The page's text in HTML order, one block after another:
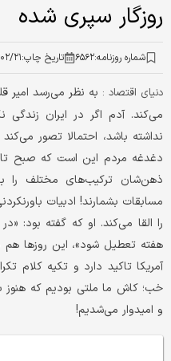
روزگار سپری شده
شماره روزنامه:۶۵۶۲ تاریخ چاپ:
دنیای اقتصاد : به نظر می‌رسد امیر
می‌کند. آدم اگر در ایران
نداشته باشد، احتمالا تصور
دغدغه مردم این است که صبح
ذهن‌شان ترکیب‌های مختلف را
مسابقات بشمارند! ادبیات
را القا می‌کند. او که گفته بود:
هفته تعطیل شود»، این روزها
آمریکا تاکید دارد و تکیه کلام
خب؛ کاش ما ملتی بودیم که
و امیدوار می‌شدیم!